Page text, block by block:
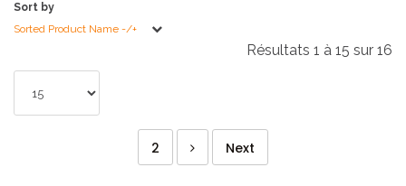
Sort by
Sorted Product Name -/+
Résultats 1 à 15 sur 16
2 Next